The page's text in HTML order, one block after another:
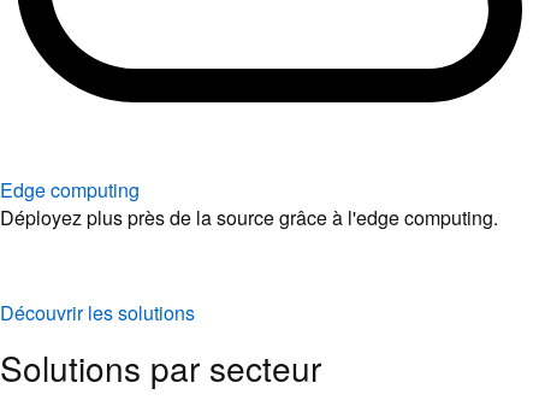
Edge computing
Déployez plus près de la source grâce à l'edge computing.
Découvrir les solutions
Solutions par secteur